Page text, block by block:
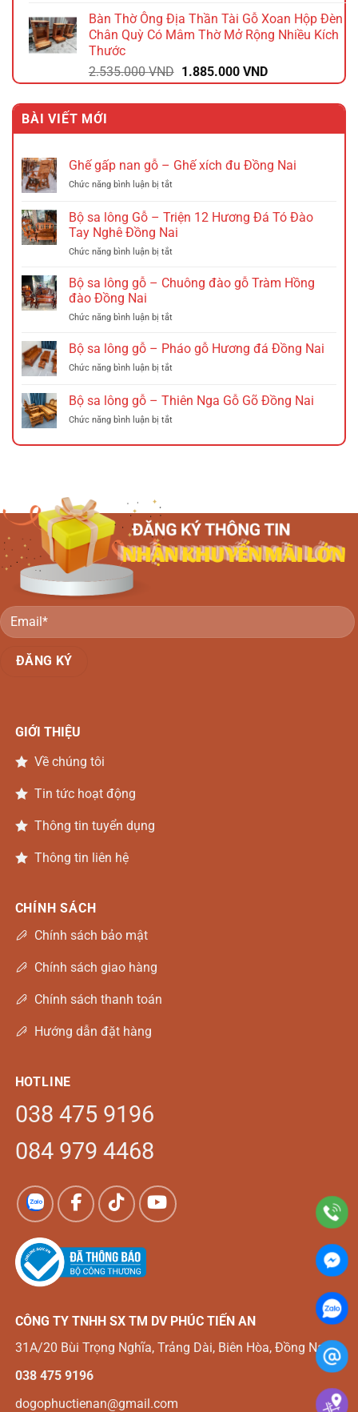
là:
2.340.000 VND.
tại
là:
Bàn Thờ Ông Địa Thần Tài Gỗ Xoan Hộp Đèn
Chân Quỳ Có Mâm Thờ Mở Rộng Nhiều Kích
Thước
2.535.000VND Giá
gốc
là:
1.885.000 VNDGiá
hiện
tại
1.885.000 VND.
BÀI VIẾT MỚI
Ghế gấp nan gỗ – Ghế xích đu Đồng Nai
Chức năng bình luận bị tắtở
gấp
nan
gỗ
–
xích
Nai
Bộ sa lông Gỗ – Triện 12 Hương Đá Tó Đào
Tay Nghê Đồng Nai
Chức năng bình luận bị tắtở
sa
–
12
Đá
Đào
Bộ sa lông gỗ – Chuông đào gỗ Tràm Hồng
đào Đồng Nai
Chức năng bình luận bị tắtở
sa
gỗ
Chuông
gỗ
Bộ sa lông gỗ – Pháo gỗ Hương đá Đồng Nai
Chức năng bình luận bị tắtở
sa
lông
gỗ
Pháo
Bộ sa lông gỗ – Thiên Nga Gỗ Gõ Đồng Nai
Chức năng bình luận bị tắtở
sa
Nga
Gỗ
Đồng
GIỚI THIỆU
Về chúng tôi
Tin tức hoạt động
Thông tin tuyển dụng
Thông tin liên hệ
CHÍNH SÁCH
Chính sách bảo mật
Chính sách giao hàng
Chính sách thanh toán
Hướng dẫn đặt hàng
HOTLINE
038 475 9196
084 979 4468
CÔNG TY TNHH SX TM DV PHÚC TIẾN AN
31A/20 Bùi Trọng Nghĩa, Trảng Dài, Biên Hòa, Đồng Nai
038 475 9196
dogophuctienan@gmail.com